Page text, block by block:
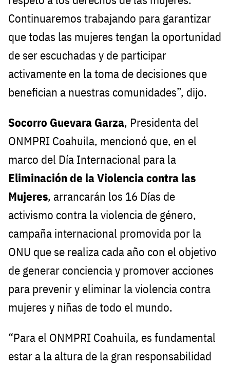
Continuaremos trabajando para garantizar
que todas las mujeres tengan la oportunidad
de ser escuchadas y de participar
activamente en la toma de decisiones que
benefician a nuestras comunidades”, dijo.
Socorro Guevara Garza, Presidenta del
ONMPRI Coahuila, mencionó que, en el
marco del Día Internacional para la
Eliminación de la Violencia contra las
Mujeres, arrancarán los 16 Días de
activismo contra la violencia de género,
campaña internacional promovida por la
ONU que se realiza cada año con el objetivo
de generar conciencia y promover acciones
para prevenir y eliminar la violencia contra
mujeres y niñas de todo el mundo.
“Para el ONMPRI Coahuila, es fundamental
estar a la altura de la gran responsabilidad